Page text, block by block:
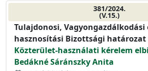
381/2024.
(V.15.)
Tulajdonosi, Vagyongazdálkodási
hasznosítási Bizottsági határozat
Közterület-használati kérelem
Bedákné Sáránszky Anita